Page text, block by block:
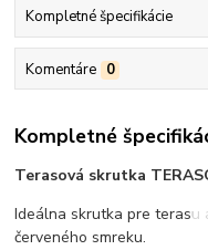
Kompletné špecifikácie
Komentáre 0
Kompletné
Terasová skrutka
Ideálna skrutka pre terasu
červeného smreku.